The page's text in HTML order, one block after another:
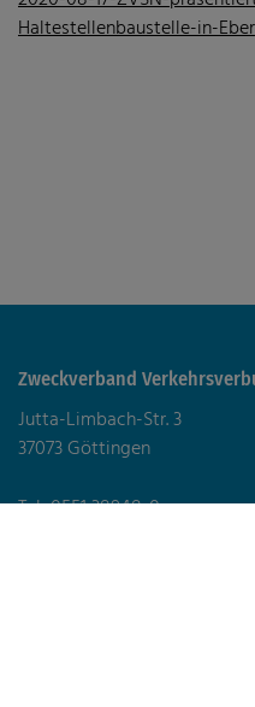
Haltestellenbaustelle-in-
Zweckverband
Jutta-Limbach-Str. 3
37073 Göttingen
Tel: 0551 38948-0